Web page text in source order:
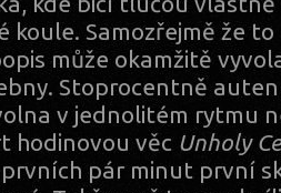
koule. Samozřejmě že
může okamžitě
Stoprocentně
v jednolitém rytmu
hodinovou věc Unholy
pár minut první